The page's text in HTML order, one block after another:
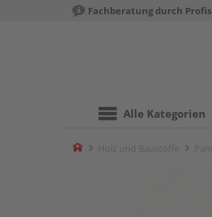
Fachberatung durch Profis
Alle Kategorien
Home